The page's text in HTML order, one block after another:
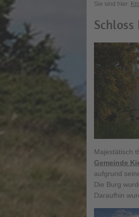
Sie sind hier:
Majestätisch
Gemeinde
aufgrund
Die Burg
Daraufhin